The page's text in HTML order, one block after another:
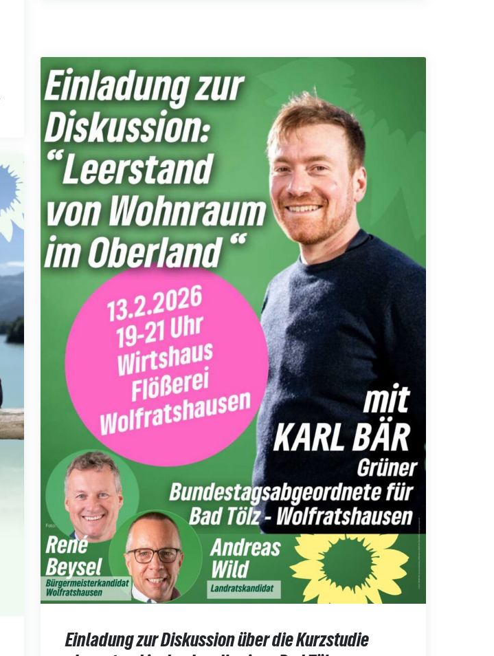
Einladung zur Diskussion über die Kurzstudie